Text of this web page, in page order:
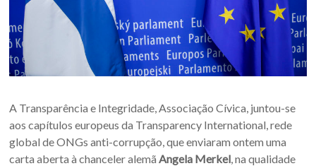
A Transparência e Integridade, Associação Cívica, juntou-se
aos capítulos europeus da Transparency International, rede
global de ONGs anti-corrupção, que enviaram ontem uma
carta aberta à chanceler alemã Angela Merkel , na qualidade